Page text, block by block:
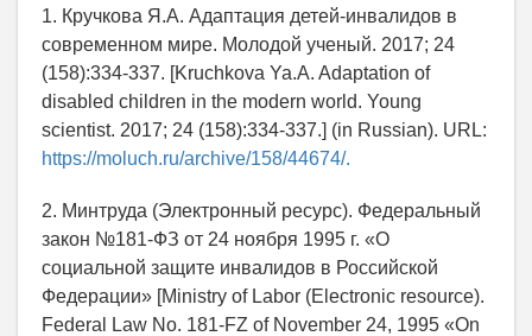
1. Кручкова Я.А. Адаптация детей-инвалидов в
современном мире. Молодой ученый. 2017; 24
(158):334-337. [Kruchkova Ya.A. Adaptation of
disabled children in the modern world. Young
scientist. 2017; 24 (158):334-337.] (in Russian). URL:
https://moluch.ru/archive/158/44674/.
2. Минтруда (Электронный ресурс). Федеральный
закон №181-ФЗ от 24 ноября 1995 г. «О
социальной защите инвалидов в Российской
Федерации» [Ministry of Labor (Electronic resource).
Federal Law No. 181-FZ of November 24, 1995 «On